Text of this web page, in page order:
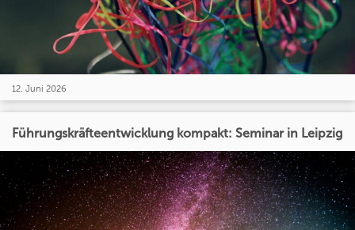
12. Juni 2026
Führungskräfteentwicklung kompakt: Seminar in Leipzig